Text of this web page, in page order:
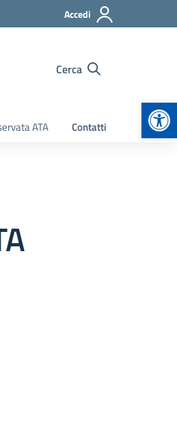
Accedi
Cerca
ATA Contatti